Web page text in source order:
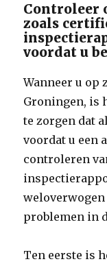
Controleer
zoals
voordat u
Wanneer u op
Groningen, is
te zorgen dat
voordat u een
controleren
problemen in
Ten eerste is